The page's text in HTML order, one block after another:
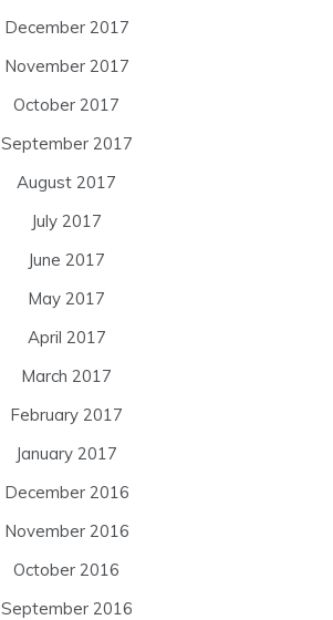
December 2017
November 2017
October 2017
September 2017
August 2017
July 2017
June 2017
May 2017
April 2017
March 2017
February 2017
January 2017
December 2016
November 2016
October 2016
September 2016